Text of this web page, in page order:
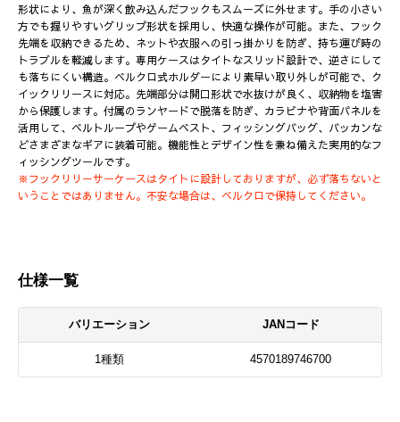
形状により、魚が深く飲み込んだフックもスムーズに外せます。手の小さい
方でも握りやすいグリップ形状を採用し、快適な操作が可能。また、フック
先端を収納できるため、ネットや衣服への引っ掛かりを防ぎ、持ち運び時の
トラブルを軽減します。専用ケースはタイトなスリッド設計で、逆さにして
も落ちにくい構造。ベルクロ式ホルダーにより素早い取り外しが可能で、ク
イックリリースに対応。先端部分は開口形状で水抜けが良く、収納物を塩害
から保護します。付属のランヤードで脱落を防ぎ、カラビナや背面パネルを
活用して、ベルトループやゲームベスト、フィッシングバッグ、バッカンな
どさまざまなギアに装着可能。機能性とデザイン性を兼ね備えた実用的なフ
ィッシングツールです。
※フックリリーサーケースはタイトに設計しておりますが、必ず落ちないと
いうことではありません。不安な場合は、ベルクロで保持してください。
仕様一覧
バリエーション JANコード
1種類 4570189746700